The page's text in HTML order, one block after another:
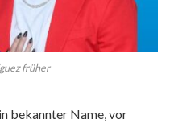
früher
bekannter Name, vor